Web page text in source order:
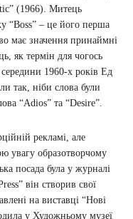
(1966). Митець
“Boss” – це його перша
має значення принаймні
як термін для чогось
1960-х років Ед
так, ніби слова були
“Adios” та “Desire”.
рекламі, але
увагу образотворчому
посада була у журналі
він створив свої
на виставці “Нові
у Художньому музеї